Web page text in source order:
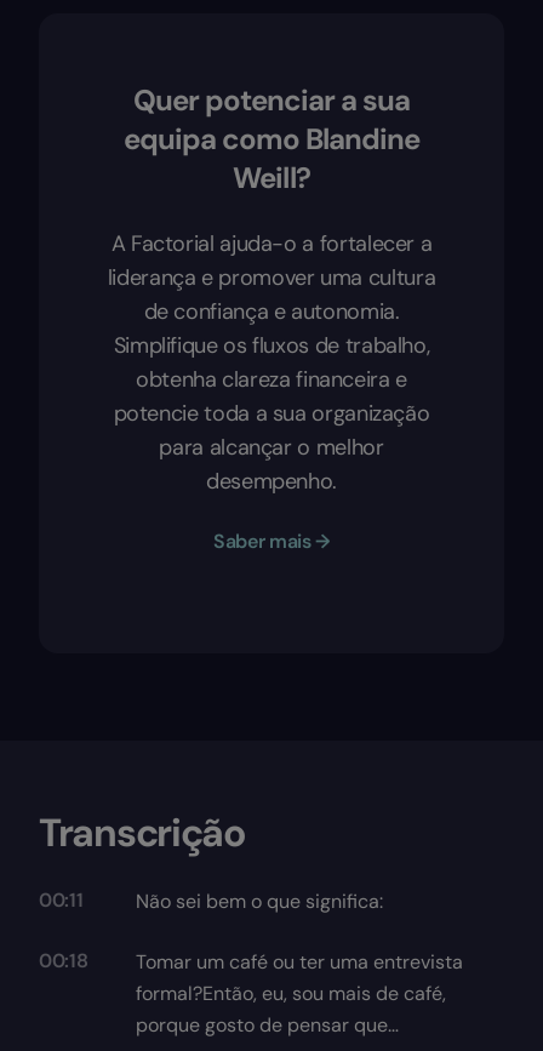
Quer potenciar a sua
equipa como Blandine
Weill?
A Factorial ajuda-o a fortalecer a
liderança e promover uma cultura
de confiança e autonomia.
Simplifique os fluxos de trabalho,
obtenha clareza financeira e
potencie toda a sua organização
para alcançar o melhor
desempenho.
Saber mais →
Transcrição
00:11 Não sei bem o que significa:
00:18
Tomar um café ou ter uma entrevista
formal?Então, eu, sou mais de café,
porque gosto de pensar que…